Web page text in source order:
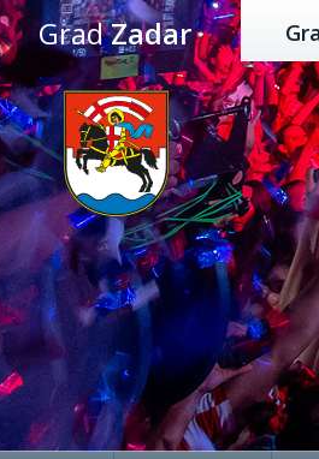
Preskoči
na
sadržaj
GradZadar